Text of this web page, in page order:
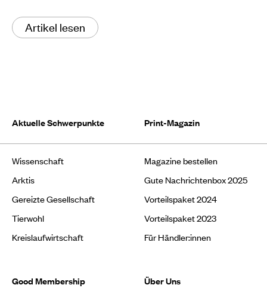
Artikel lesen
Aktuelle Schwerpunkte
Wissenschaft
Arktis
Gereizte Gesellschaft
Tierwohl
Kreislaufwirtschaft
Print-Magazin
Magazine bestellen
Gute Nachrichtenbox 2025
Vorteilspaket 2024
Vorteilspaket 2023
Für Händler:innen
Good Membership Über Uns